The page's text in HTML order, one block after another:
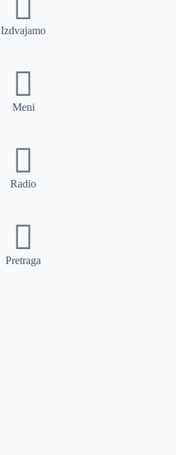
Izdvajamo
Meni
Radio
Pretraga